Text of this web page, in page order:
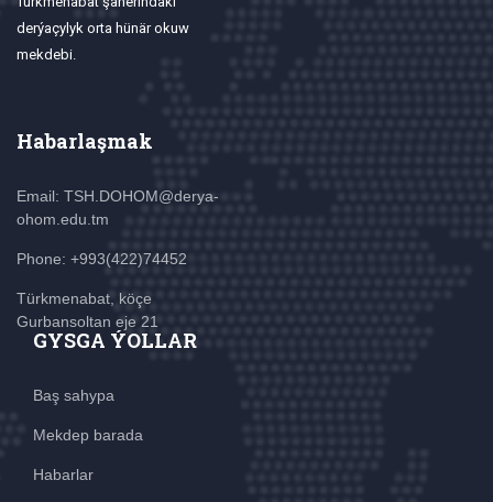
derýaçylyk orta hünär okuw
mekdebi.
Habarlaşmak
Email: TSH.DOHOM@derya-
ohom.edu.tm
Phone: +993(422)74452
Türkmenabat, köçe
Gurbansoltan eje 21
GYSGA ÝOLLAR
Baş sahypa
Mekdep barada
Habarlar